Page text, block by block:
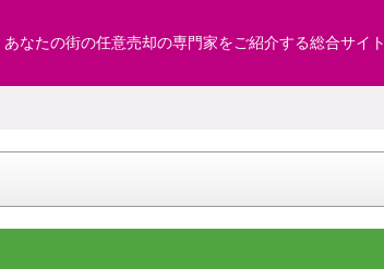
あなたの街の任意売却の専門家をご紹介する総合サイト